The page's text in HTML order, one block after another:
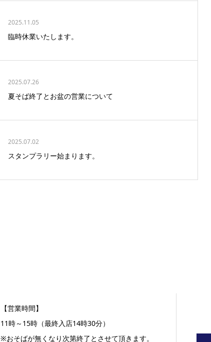
2025.11.05
臨時休業いたします。
2025.07.26
夏そば終了とお盆の営業について
2025.07.02
スタンプラリー始まります。
【営業時間】
11時～15時（最終入店14時30分）
※おそばが無くなり次第終了とさせて頂きます。